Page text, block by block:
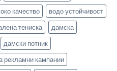
качество
водо устойчивост
тениска
дамска
дамски потник
рекламни кампании